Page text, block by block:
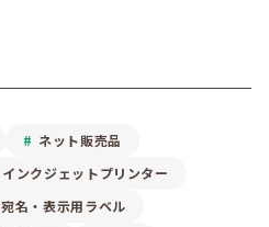
ネット販売品
インクジェットプリンター
宛名・表示用ラベル